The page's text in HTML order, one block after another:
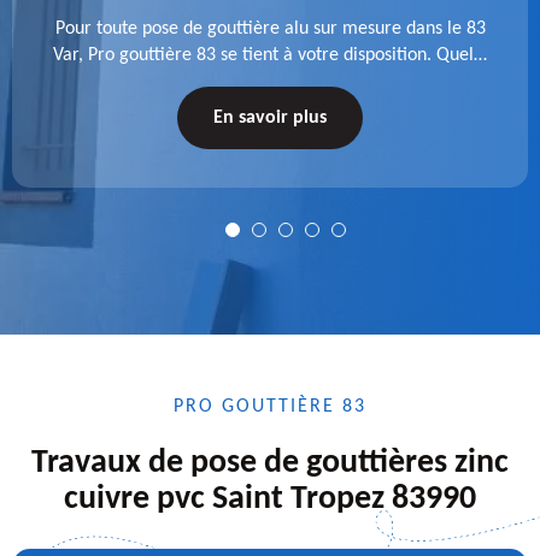
Pour toute pose de gouttière alu sur mesure dans le 83
Var, Pro gouttière 83 se tient à votre disposition. Quelle
nous confiance.
En savoir plus
PRO GOUTTIÈRE 83
Travaux de pose de gouttières zinc
cuivre pvc Saint Tropez 83990